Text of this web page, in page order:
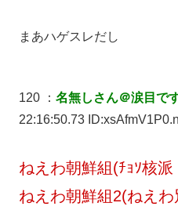
まあハゲスレだし
120 ： 名無しさん＠涙目です
22:16:50.73
ねえわ朝鮮組(ﾁｮｿ核
ねえわ朝鮮組2(ねえわ